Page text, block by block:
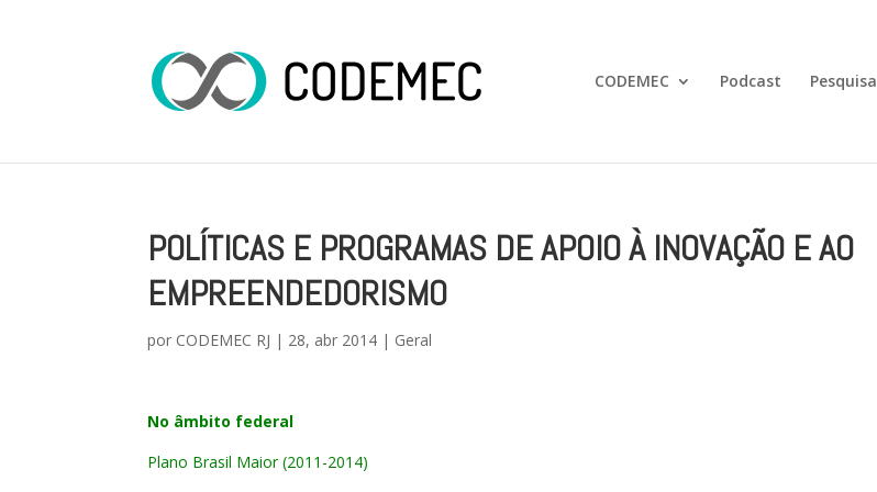
CODEMEC Podcast Pesquisa
POLÍTICAS E PROGRAMAS DE APOIO À INOVAÇÃO E AO
EMPREENDEDORISMO
por CODEMEC RJ | 28, abr 2014 | Geral
No âmbito federal
Plano Brasil Maior (2011-2014)